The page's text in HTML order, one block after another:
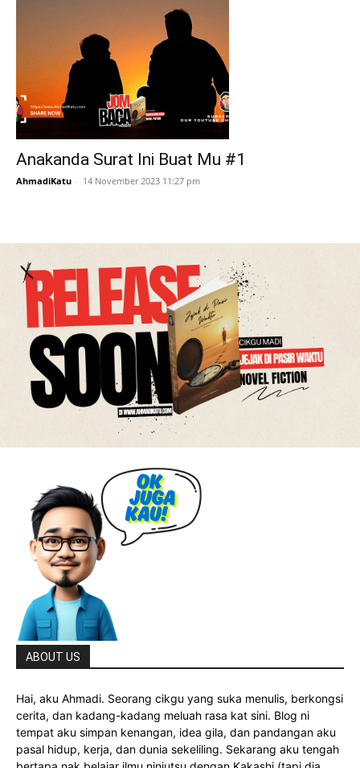
Anakanda Surat Ini Buat Mu #1
AhmadiKatu - 14 November 2023 11:27 pm
ABOUT US
Hai, aku Ahmadi. Seorang cikgu yang suka menulis, berkongsi
cerita, dan kadang-kadang meluah rasa kat sini. Blog ni
tempat aku simpan kenangan, idea gila, dan pandangan aku
pasal hidup, kerja, dan dunia sekeliling. Sekarang aku tengah